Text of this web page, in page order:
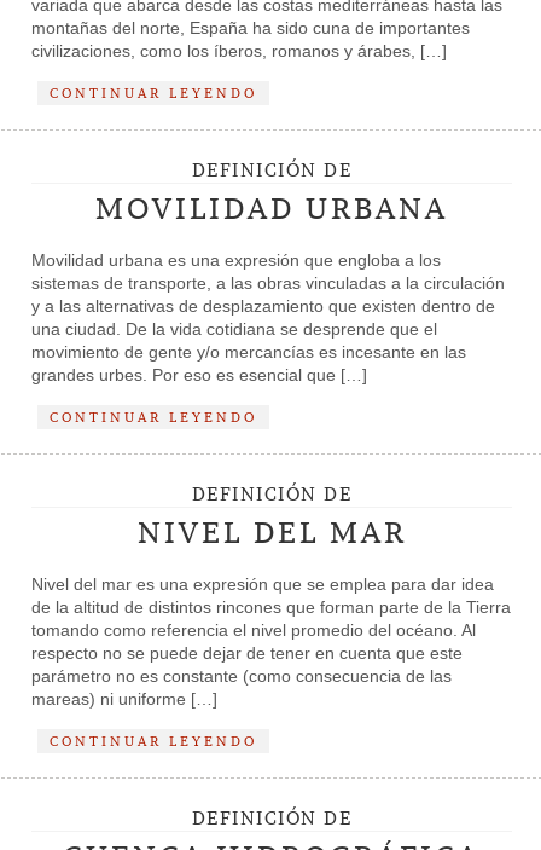
variada que abarca desde las costas mediterráneas hasta las
montañas del norte, España ha sido cuna de importantes
civilizaciones, como los íberos, romanos y árabes, […]
CONTINUAR LEYENDO
DEFINICIÓN DE
MOVILIDAD URBANA
Movilidad urbana es una expresión que engloba a los
sistemas de transporte, a las obras vinculadas a la circulación
y a las alternativas de desplazamiento que existen dentro de
una ciudad. De la vida cotidiana se desprende que el
movimiento de gente y/o mercancías es incesante en las
grandes urbes. Por eso es esencial que […]
CONTINUAR LEYENDO
DEFINICIÓN DE
NIVEL DEL MAR
Nivel del mar es una expresión que se emplea para dar idea
de la altitud de distintos rincones que forman parte de la Tierra
tomando como referencia el nivel promedio del océano. Al
respecto no se puede dejar de tener en cuenta que este
parámetro no es constante (como consecuencia de las
mareas) ni uniforme […]
CONTINUAR LEYENDO
DEFINICIÓN DE